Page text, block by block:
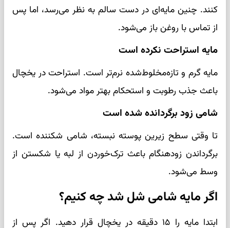
کنند. چنین مایه‌ای در دست سالم به نظر می‌رسد، اما پس
از تماس با روغن باز می‌شود.
مایه استراحت نکرده است
مایه گرم و تازه‌مخلوط‌شده نرم‌تر است. استراحت در یخچال
باعث جذب رطوبت و استحکام بهتر مواد می‌شود.
شامی زود برگردانده شده است
تا وقتی سطح زیرین پوسته نبسته، شامی شکننده است.
برگرداندن زودهنگام باعث ترک‌خوردن از لبه یا شکستن از
وسط می‌شود.
اگر مایه شامی شل شد چه کنیم؟
ابتدا مایه را ۱۵ دقیقه در یخچال قرار دهید. اگر پس از